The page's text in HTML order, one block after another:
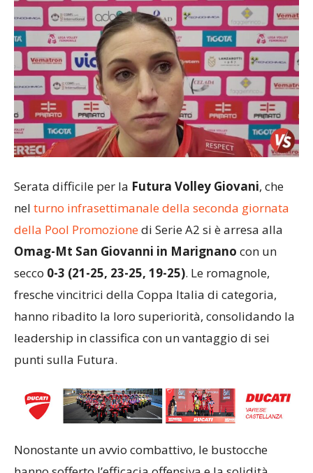
Serata difficile per la Futura Volley Giovani, che
nel turno infrasettimanale della seconda giornata
della Pool Promozionedi Serie A2 si è arresa alla
Omag-Mt San Giovanni in Marignano con un
secco 0-3 (21-25, 23-25, 19-25). Le romagnole,
fresche vincitrici della Coppa Italia di categoria,
hanno ribadito la loro superiorità, consolidando la
leadership in classifica con un vantaggio di sei
punti sulla Futura.
Nonostante un avvio combattivo, le bustocche